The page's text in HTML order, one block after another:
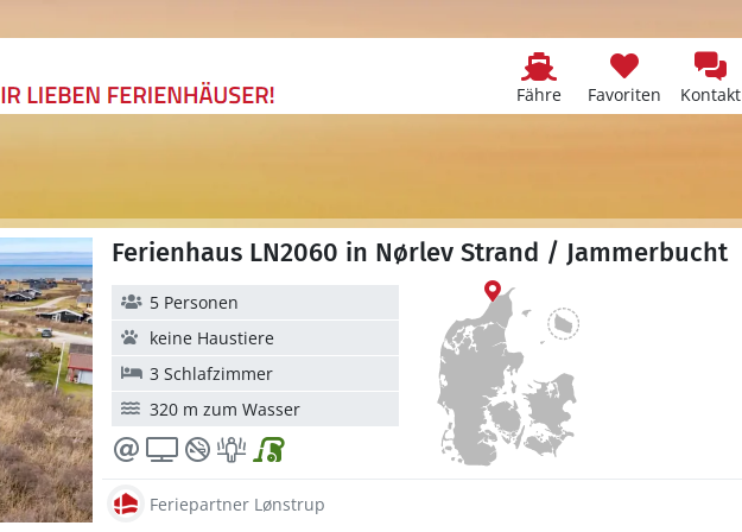
Fähre Favoriten Kontakt
Ferienhaus LN2060 in Nørlev Strand / Jammerbucht
5 Personen
keine Haustiere
3 Schlafzimmer
320 m zum Wasser
Feriepartner Lønstrup